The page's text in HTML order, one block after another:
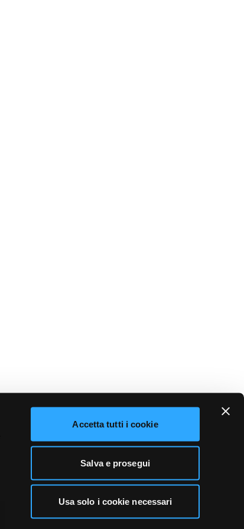
Accetta tutti i cookie
Salva e prosegui
Usa solo i cookie necessari